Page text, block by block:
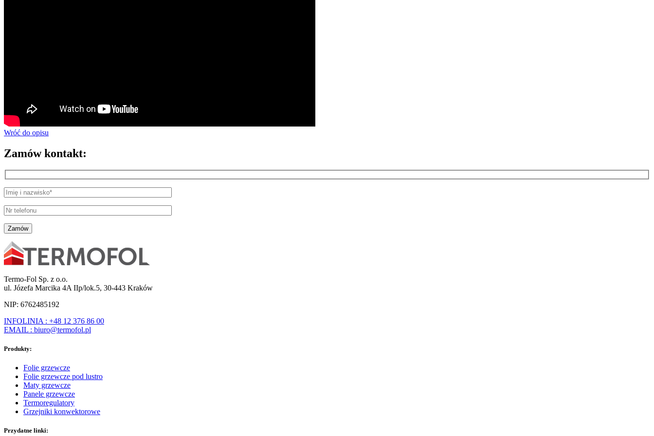
Wróć do opisu
Zamów kontakt:
Termo-Fol Sp. z o.o.
ul. Józefa Marcika 4A IIp/lok.5, 30-443 Kraków
NIP: 6762485192
INFOLINIA : +48 12 376 86 00
EMAIL : biuro@termofol.pl
Produkty:
Folie grzewcze
Folie grzewcze pod lustro
Maty grzewcze
Panele grzewcze
Termoregulatory
Grzejniki konwektorowe
Przydatne linki: